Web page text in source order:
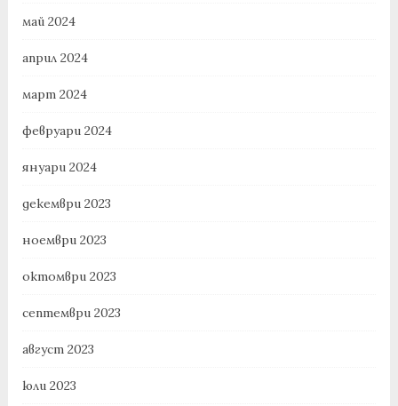
май 2024
април 2024
март 2024
февруари 2024
януари 2024
декември 2023
ноември 2023
октомври 2023
септември 2023
август 2023
юли 2023